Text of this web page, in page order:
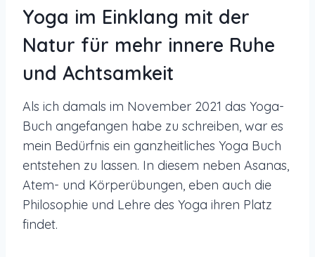
Yoga im Einklang mit der
Natur für mehr innere Ruhe
und Achtsamkeit
Als ich damals im November 2021 das Yoga-
Buch angefangen habe zu schreiben, war es
mein Bedürfnis ein ganzheitliches Yoga Buch
entstehen zu lassen. In diesem neben Asanas,
Atem- und Körperübungen, eben auch die
Philosophie und Lehre des Yoga ihren Platz
findet.